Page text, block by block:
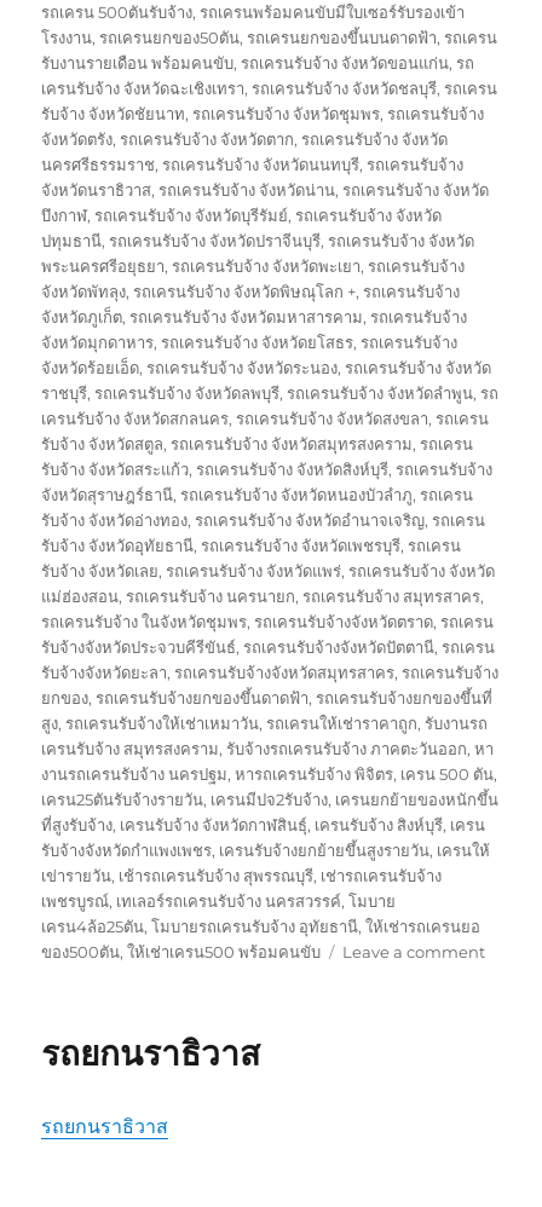
รถเครน 500ตันรับจ้าง,รถเครนพร้อมคนขับมีใบเซอร์รับรองเข้า
โรงงาน,รถเครนยกของ50ตัน,รถเครนยกของขึ้นบนดาดฟ้า,รถเครน
รับงานรายเดือน พร้อมคนขับ,รถเครนรับจ้าง จังหวัดขอนแก่น,รถ
เครนรับจ้าง จังหวัดฉะเชิงเทรา,รถเครนรับจ้าง จังหวัดชลบุรี,รถเครน
รับจ้าง จังหวัดชัยนาท,รถเครนรับจ้าง จังหวัดชุมพร,รถเครนรับจ้าง
จังหวัดตรัง,รถเครนรับจ้าง จังหวัดตาก,รถเครนรับจ้าง จังหวัด
นครศรีธรรมราช,รถเครนรับจ้าง จังหวัดนนทบุรี,รถเครนรับจ้าง
จังหวัดนราธิวาส,รถเครนรับจ้าง จังหวัดน่าน,รถเครนรับจ้าง จังหวัด
บึงกาฬ,รถเครนรับจ้าง จังหวัดบุรีรัมย์,รถเครนรับจ้าง จังหวัด
ปทุมธานี,รถเครนรับจ้าง จังหวัดปราจีนบุรี,รถเครนรับจ้าง จังหวัด
พระนครศรีอยุธยา,รถเครนรับจ้าง จังหวัดพะเยา,รถเครนรับจ้าง
จังหวัดพัทลุง,รถเครนรับจ้าง จังหวัดพิษณุโลก +,รถเครนรับจ้าง
จังหวัดภูเก็ต,รถเครนรับจ้าง จังหวัดมหาสารคาม,รถเครนรับจ้าง
จังหวัดมุกดาหาร,รถเครนรับจ้าง จังหวัดยโสธร,รถเครนรับจ้าง
จังหวัดร้อยเอ็ด,รถเครนรับจ้าง จังหวัดระนอง,รถเครนรับจ้าง จังหวัด
ราชบุรี,รถเครนรับจ้าง จังหวัดลพบุรี,รถเครนรับจ้าง จังหวัดลำพูน,รถ
เครนรับจ้าง จังหวัดสกลนคร,รถเครนรับจ้าง จังหวัดสงขลา,รถเครน
รับจ้าง จังหวัดสตูล,รถเครนรับจ้าง จังหวัดสมุทรสงคราม,รถเครน
รับจ้าง จังหวัดสระแก้ว,รถเครนรับจ้าง จังหวัดสิงห์บุรี,รถเครนรับจ้าง
จังหวัดสุราษฎร์ธานี,รถเครนรับจ้าง จังหวัดหนองบัวลำภู,รถเครน
รับจ้าง จังหวัดอ่างทอง,รถเครนรับจ้าง จังหวัดอำนาจเจริญ,รถเครน
รับจ้าง จังหวัดอุทัยธานี,รถเครนรับจ้าง จังหวัดเพชรบุรี,รถเครน
รับจ้าง จังหวัดเลย,รถเครนรับจ้าง จังหวัดแพร่,รถเครนรับจ้าง จังหวัด
แม่ฮ่องสอน,รถเครนรับจ้าง นครนายก,รถเครนรับจ้าง สมุทรสาคร,
รถเครนรับจ้าง ในจังหวัดชุมพร,รถเครนรับจ้างจังหวัดตราด,รถเครน
รับจ้างจังหวัดประจวบคีรีขันธ์,รถเครนรับจ้างจังหวัดปัตตานี,รถเครน
รับจ้างจังหวัดยะลา,รถเครนรับจ้างจังหวัดสมุทรสาคร,รถเครนรับจ้าง
ยกของ,รถเครนรับจ้างยกของขึ้นดาดฟ้า,รถเครนรับจ้างยกของขึ้นที่
สูง,รถเครนรับจ้างให้เช่าเหมาวัน,รถเครนให้เช่าราคาถูก,รับงานรถ
เครนรับจ้าง สมุทรสงคราม,รับจ้างรถเครนรับจ้าง ภาคตะวันออก,หา
งานรถเครนรับจ้าง นครปฐม,หารถเครนรับจ้าง พิจิตร, เครน 500 ตัน,
เครน25ตันรับจ้างรายวัน, เครนมีปจ2รับจ้าง, เครนยกย้ายของหนักขึ้น
ที่สูงรับจ้าง, เครนรับจ้าง จังหวัดกาฬสินธุ์, เครนรับจ้าง สิงห์บุรี, เครน
รับจ้างจังหวัดกำแพงเพชร, เครนรับจ้างยกย้ายขึ้นสูงรายวัน, เครนให้
เข่ารายวัน, เช้ารถเครนรับจ้าง สุพรรณบุรี, เช่ารถเครนรับจ้าง
เพชรบูรณ์, เทเลอร์รถเครนรับจ้าง นครสวรรค์,โมบาย
เครน4ล้อ25ตัน,โมบายรถเครนรับจ้าง อุทัยธานี,ให้เช่ารถเครนยอ
ของ500ตัน,ให้เช่าเครน500 พร้อมคนขับ Leave a commenton
รถยกนราธิวาส
รถยกนราธิวาส